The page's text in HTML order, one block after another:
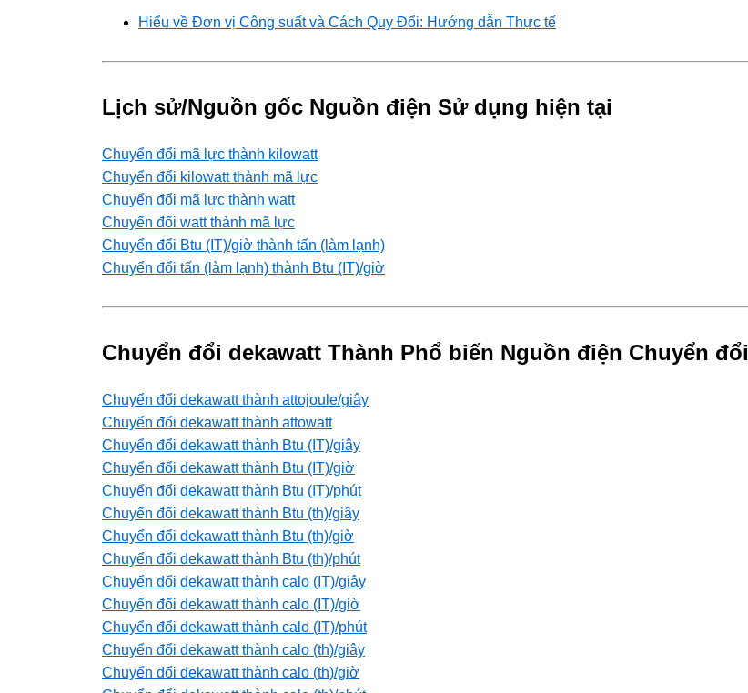
Hiểu về Đơn vị Công suất và Cách Quy Đổi: Hướng dẫn Thực tế
Lịch sử/Nguồn gốc Nguồn điện Sử dụng hiện tại
Chuyển đổi mã lực thành kilowatt
Chuyển đổi kilowatt thành mã lực
Chuyển đổi mã lực thành watt
Chuyển đổi watt thành mã lực
Chuyển đổi Btu (IT)/giờ thành tấn (làm lạnh)
Chuyển đổi tấn (làm lạnh) thành Btu (IT)/giờ
Chuyển đổi dekawatt Thành Phổ biến Nguồn điện Chuyển đổi
Chuyển đổi dekawatt thành attojoule/giây
Chuyển đổi dekawatt thành attowatt
Chuyển đổi dekawatt thành Btu (IT)/giây
Chuyển đổi dekawatt thành Btu (IT)/giờ
Chuyển đổi dekawatt thành Btu (IT)/phút
Chuyển đổi dekawatt thành Btu (th)/giây
Chuyển đổi dekawatt thành Btu (th)/giờ
Chuyển đổi dekawatt thành Btu (th)/phút
Chuyển đổi dekawatt thành calo (IT)/giây
Chuyển đổi dekawatt thành calo (IT)/giờ
Chuyển đổi dekawatt thành calo (IT)/phút
Chuyển đổi dekawatt thành calo (th)/giây
Chuyển đổi dekawatt thành calo (th)/giờ